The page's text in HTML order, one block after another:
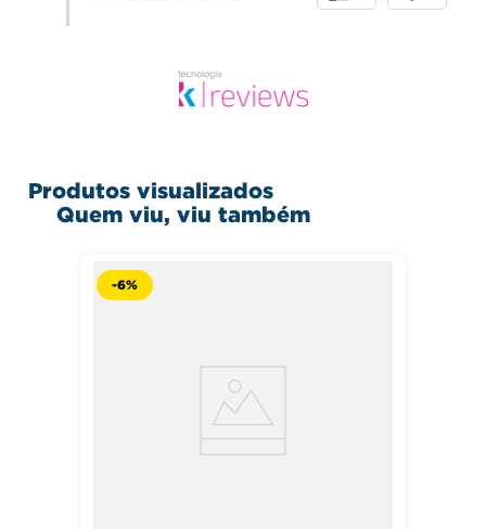
Produtos visualizados
Quem viu, viu também
-6%